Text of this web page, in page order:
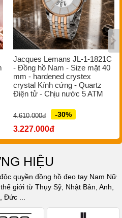
Jacques Lemans JL-1-1821C
- Đồng hồ Nam - Size mặt 40
mm - hardened crystex
crystal Kính cứng - Quartz
Điện tử - Chịu nước 5 ATM
4.610.000đ -30%
3.227.000đ
HIỆU
quyền đồng hồ đeo tay Nam Nữ
giới từ Thụy Sỹ, Nhật Bản, Anh,
Đức ...